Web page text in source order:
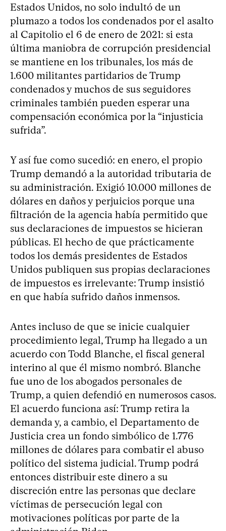
Estados Unidos, no solo indultó de un
plumazo a todos los condenados por el asalto
al Capitolio el 6 de enero de 2021: si esta
última maniobra de corrupción presidencial
se mantiene en los tribunales, los más de
1.600 militantes partidarios de Trump
condenados y muchos de sus seguidores
criminales también pueden esperar una
compensación económica por la “injusticia
sufrida”.
Y así fue como sucedió: en enero, el propio
Trump demandó a la autoridad tributaria de
su administración. Exigió 10.000 millones de
dólares en daños y perjuicios porque una
filtración de la agencia había permitido que
sus declaraciones de impuestos se hicieran
públicas. El hecho de que prácticamente
todos los demás presidentes de Estados
Unidos publiquen sus propias declaraciones
de impuestos es irrelevante: Trump insistió
en que había sufrido daños inmensos.
Antes incluso de que se inicie cualquier
procedimiento legal, Trump ha llegado a un
acuerdo con Todd Blanche, el fiscal general
interino al que él mismo nombró. Blanche
fue uno de los abogados personales de
Trump, a quien defendió en numerosos casos.
El acuerdo funciona así: Trump retira la
demanda y, a cambio, el Departamento de
Justicia crea un fondo simbólico de 1.776
millones de dólares para combatir el abuso
político del sistema judicial. Trump podrá
entonces distribuir este dinero a su
discreción entre las personas que declare
víctimas de persecución legal con
motivaciones políticas por parte de la